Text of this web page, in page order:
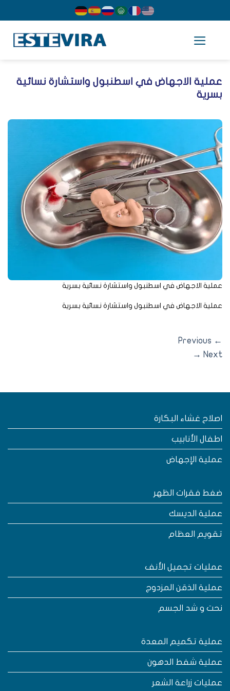
الاجهاض في اسطنبول واستشارة نسائية
الاجهاض في اسطنبول واستشارة نسائية بسرية
الاجهاض في اسطنبول واستشارة نسائية بسرية
→
غشاء البكارة
الأنابيب
الإجهاض
فقرات الظهر
الديسك
العظام
تجميل الأنف
الذقن المزدوج
و شد الجسم
تكميم المعدة
شفط الدهون
زراعة الشعر